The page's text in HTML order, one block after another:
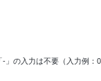
の入力は不要（入力例：